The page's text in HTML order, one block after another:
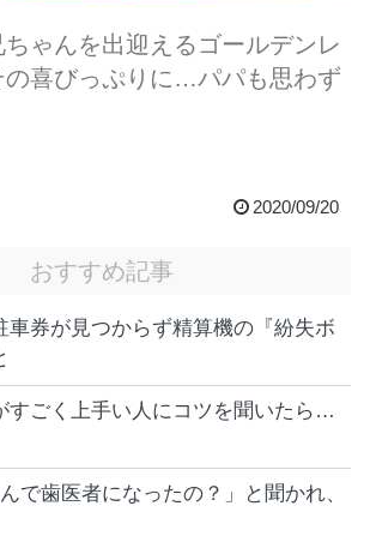
ゃんを出迎えるゴールデンレ
の喜びっぷりに…パパも思わず
2020/09/20
おすすめ記事
車券が見つからず精算機の『紛失ボ
すごく上手い人にコツを聞いたら…
で歯医者になったの？」と聞かれ、